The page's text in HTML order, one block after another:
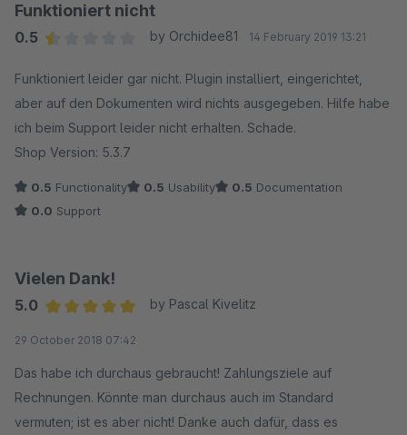
kleinsten Anlass meinen Shop zerstören! Das Amazonpay
Plugin von best it lässt grüßen - Das war das bisher einzige
dass es ohne teuren Fachmann nicht mehr ging!
Es muss auch einem mittelmäßig begabten Shopbetreiber
möglich sein, solche einfachen Arbeiten selbst durchzuführen.
Zumindest was kleinere unbedeutendere Plugins angeht wie
dieses. Ich will nicht wegen jedem Handgriff meinen teuren
Informatiker bemühen!
ein unkalkulierbares Risiko für einen Shopbetreiber ist! Und
auch gleich nochmal etwas Schleichwerbung für das Plugin
gerettet. Das ich nicht jetzt wieder trotz meiner Leichtsinnigkeit
kurz vorm verkaufsstarken Wochenende ohne Shop dastehe
war wohl eher sehr viel Glück!
Funktioniert nicht
0.5
by Orchidee81 14 February 2019 13:21
Funktioniert leider gar nicht. Plugin installiert, eingerichtet,
aber auf den Dokumenten wird nichts ausgegeben. Hilfe habe
ich beim Support leider nicht erhalten. Schade.
Shop Version: 5.3.7
0.5 Functionality 0.5 Usability 0.5 Documentation
0.0 Support
Vielen Dank!
5.0
by Pascal Kivelitz
29 October 2018 07:42
Das habe ich durchaus gebraucht! Zahlungsziele auf
Rechnungen. Könnte man durchaus auch im Standard
vermuten; ist es aber nicht! Danke auch dafür, dass es